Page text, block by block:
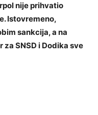
nije prihvatio
Istovremeno,
sankcija, a na
SNSD i Dodika sve